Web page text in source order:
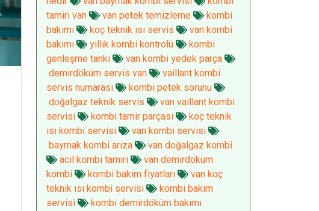
tamiri van
van petek temizleme
kombi
bakımı
koç teknik ısı servis
van kombi
bakımı
yıllık kombi kontrolü
kombi
genleşme tankı
van kombi yedek parça
demirdöküm servis van
vaillant kombi
servis numarası
kombi petek sorunu
doğalgaz teknik servis
van vaillant kombi
servisi
kombi tamir parçası
koç teknik
ısı kombi servisi
van kombi servisi
baymak kombi arıza
van doğalgaz kombi
acil kombi tamiri
van demirdöküm
kombi
kombi bakım fiyatları
van koç
teknik ısı kombi servisi
kombi bakım
servisi
kombi demirdöküm bakımı